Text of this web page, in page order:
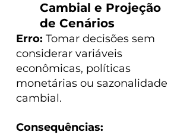
Cambial e Projeção
de Cenários
Erro: Tomar decisões sem
considerar variáveis
econômicas, políticas
monetárias ou sazonalidade
cambial.
Consequências: